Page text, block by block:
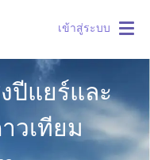
เข้าสู่ระบบ
ปีแยร์และ
วเทียม